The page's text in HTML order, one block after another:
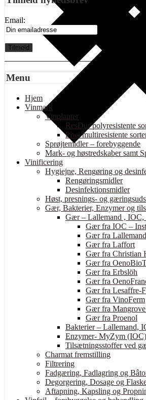
Email:
Menu
Hjem
Vinmark
Vinplanter
ResDur polyresistente
Piwi multiresistente
Sprøjtemidler – forebyggende
Mark- og høstredskaber samt
Vinificering
Hygiejne, Rengøring og
Rengøringsmidler
Desinfektionsmidler
Høst, presnings- og
Gær, Bakterier, Enzymer og
Gær – Lallemand , IOC,
Gær fra IOC –
Gær fra Lallemand
Gær fra Laffort
Gær fra Christian
Gær fra
Gær fra Erbslöh
Gær fra
Gær fra Lesaffre-
Gær fra VinoFerm
Gær fra Mangrove
Gær fra Proenol
Bakterier – Lallemand,
Enzymer- MyZym
Tilsætningsstoffer ved
Charmat fremstilling
Filtrering
Fadgæring, Fadlagring og
Degorgering, Dosage og
Aftapning, Kapsling og